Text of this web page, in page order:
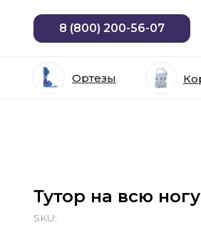
8 (800) 200-56-07
Ортезы
Тутор на всю
SKU: